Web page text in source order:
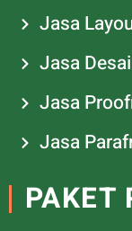
Jasa
Jasa
Jasa
Jasa
PAKET